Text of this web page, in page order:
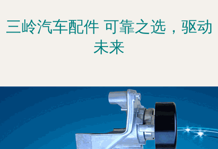
三岭汽车配件 可靠之选，驱动
未来